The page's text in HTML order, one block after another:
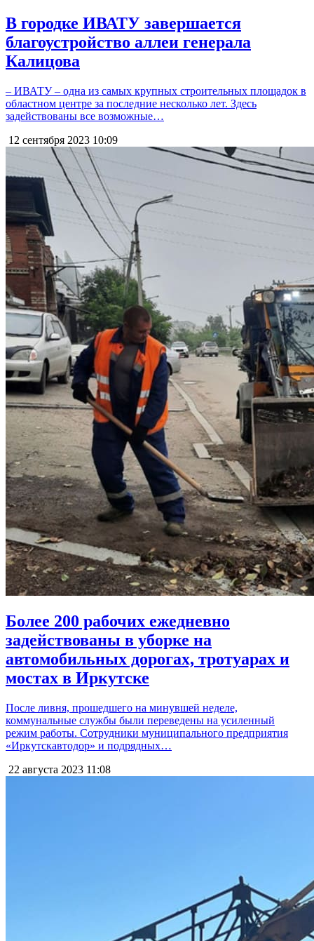
В городке ИВАТУ завершается
благоустройство аллеи генерала
Калицова
– ИВАТУ – одна из самых крупных строительных площадок в
областном центре за последние несколько лет. Здесь
задействованы все возможные…
12 сентября 2023 10:09
Более 200 рабочих ежедневно
задействованы в уборке на
автомобильных дорогах, тротуарах и
мостах в Иркутске
После ливня, прошедшего на минувшей неделе,
коммунальные службы были переведены на усиленный
режим работы. Сотрудники муниципального предприятия
«Иркутскавтодор» и подрядных…
22 августа 2023 11:08